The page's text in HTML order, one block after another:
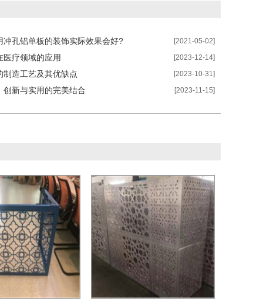
冲孔铝单板的装饰实际效果会好? [2021-05-02]
医疗领域的应用 [2023-12-14]
制造工艺及其优缺点 [2023-10-31]
创新与实用的完美结合 [2023-11-15]